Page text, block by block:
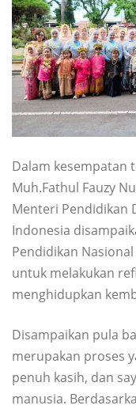
Dalam kesempatan
Muh.Fathul Fauzy
Menteri Pendidikan
Indonesia
Pendidikan
untuk melakukan
menghidupkan
Disampaikan pula
merupakan proses
penuh kasih, dan
manusia.